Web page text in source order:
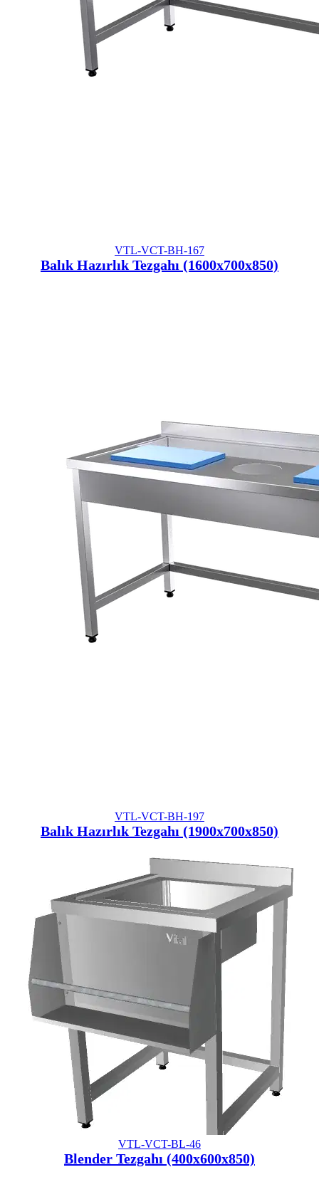
VTL-VCT-BH-167
Balık Hazırlık Tezgahı (1600x700x850)
VTL-VCT-BH-197
Balık Hazırlık Tezgahı (1900x700x850)
VTL-VCT-BL-46
Blender Tezgahı (400x600x850)